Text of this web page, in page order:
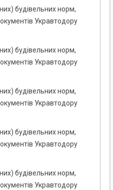
будівельних норм,
Укравтодору
будівельних норм,
Укравтодору
будівельних норм,
Укравтодору
будівельних норм,
Укравтодору
будівельних норм,
Укравтодору